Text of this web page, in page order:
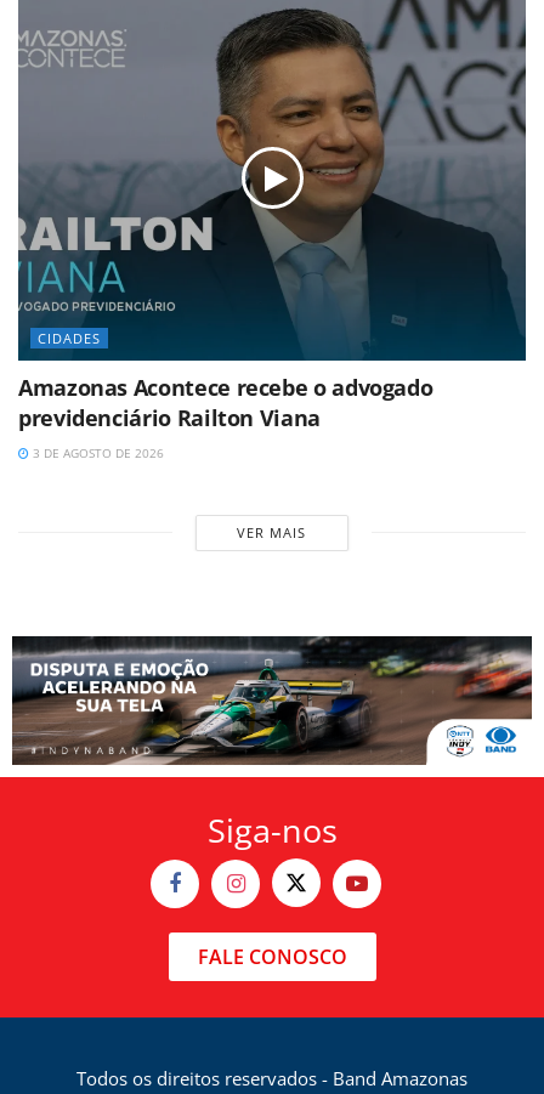
CIDADES
Amazonas Acontece recebe o advogado
previdenciário Railton Viana
3 DE AGOSTO DE 2026
VER MAIS
Siga-nos
FALE CONOSCO
Todos os direitos reservados - Band Amazonas